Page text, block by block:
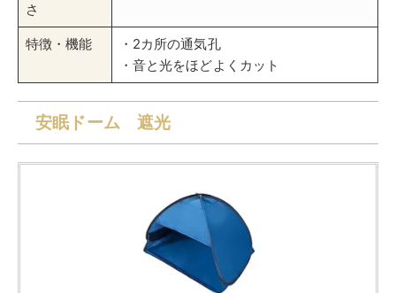
さ
特徴・機能
・2カ所の通気孔
・音と光をほどよくカット
安眠ドーム 遮光